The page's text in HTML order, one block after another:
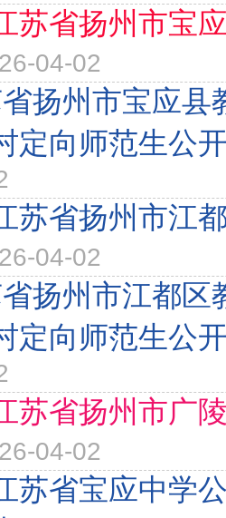
苏省扬州市宝
04-02
扬州市宝应县
定向师范生公
苏省扬州市江
04-02
扬州市江都区
定向师范生公
苏省扬州市广
04-02
苏省宝应中学